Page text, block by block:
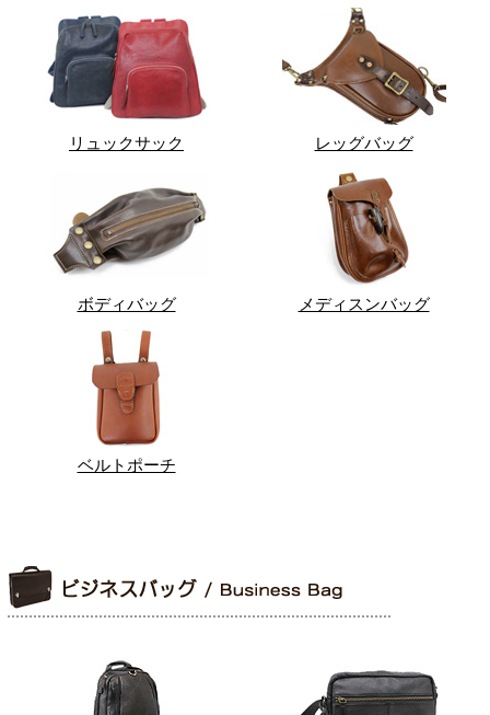
リュックサック レッグバッグ
ボディバッグ メディスンバッグ
ベルトポーチ